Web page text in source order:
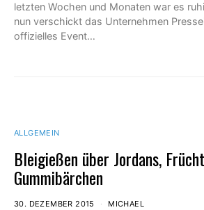
letzten Wochen und Monaten war es
nun verschickt das Unternehmen
offizielles Event…
ALLGEMEIN
Bleigießen über Jordans,
Gummibärchen
30. DEZEMBER 2015 MICHAEL